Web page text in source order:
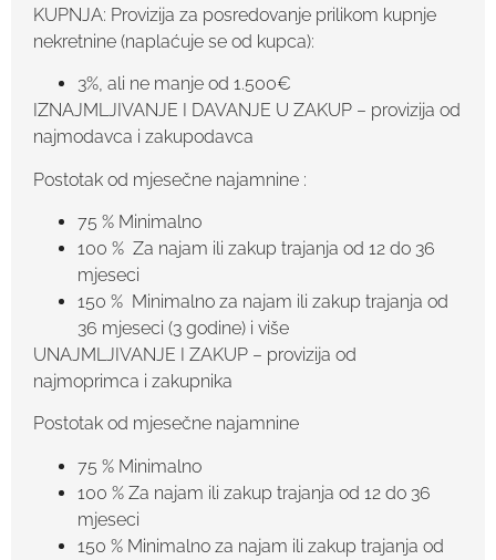
KUPNJA: Provizija za posredovanje prilikom kupnje
nekretnine (naplaćuje se od kupca):
3%, ali ne manje od 1.500€
IZNAJMLJIVANJE I DAVANJE U ZAKUP – provizija od
najmodavca i zakupodavca
Postotak od mjesečne najamnine :
75 % Minimalno
100 % Za najam ili zakup trajanja od 12 do 36
mjeseci
150 % Minimalno za najam ili zakup trajanja od
36 mjeseci (3 godine) i više
UNAJMLJIVANJE I ZAKUP – provizija od
najmoprimca i zakupnika
Postotak od mjesečne najamnine
75 % Minimalno
100 % Za najam ili zakup trajanja od 12 do 36
mjeseci
150 % Minimalno za najam ili zakup trajanja od